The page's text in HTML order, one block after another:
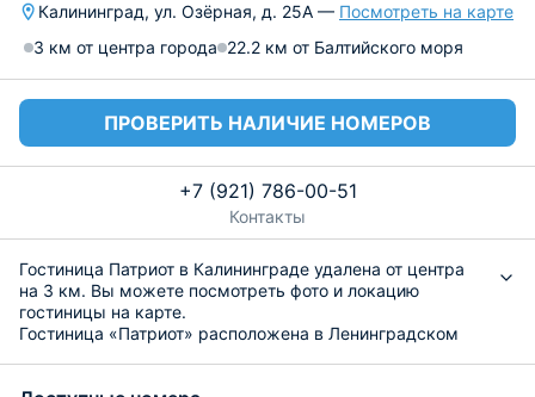
Калининград, ул. Озёрная, д. 25А — Посмотреть на карте
3 км от центра города 22.2 км от Балтийского моря
ПРОВЕРИТЬ НАЛИЧИЕ НОМЕРОВ
+7 (921) 786-00-51
Контакты
Гостиница Патриот в Калининграде удаленa от центра
на 3 км. Вы можете посмотреть фото и локацию
гостиницы на карте.
Гостиница «Патриот» расположена в Ленинградском